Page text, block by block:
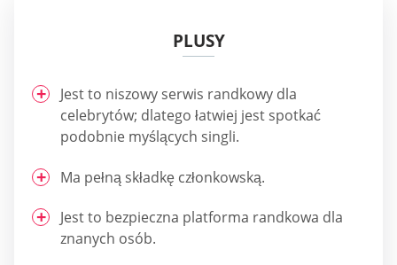
PLUSY
Jest to niszowy serwis randkowy dla
celebrytów; dlatego łatwiej jest spotkać
podobnie myślących singli.
Ma pełną składkę członkowską.
Jest to bezpieczna platforma randkowa dla
znanych osób.